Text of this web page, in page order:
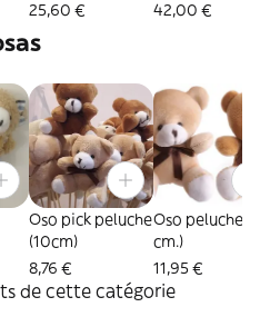
preservada
diámetro))
25,60 € blancos y
42,00 €
Oso pick peluche
(10cm)
8,76 €
Oso peluche
cm.)
11,95 €
de cette catégorie